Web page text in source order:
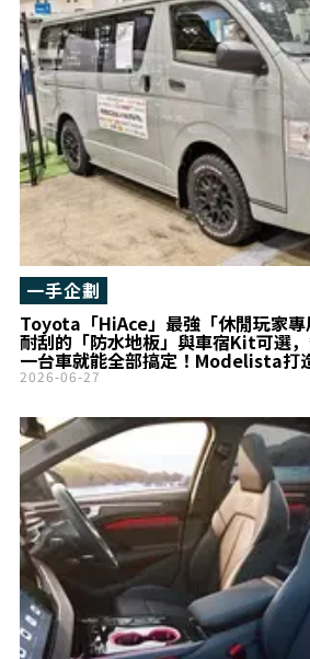
Toyota「HiAce」最強「休閒玩家
耐刮的「防水地板」與車宿Kit可選，
一台車就能全部搞定！Modelista
Car「MRT」備受矚目
一手企劃
2026-06-27